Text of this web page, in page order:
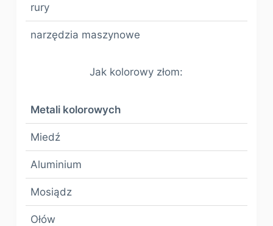
rury
narzędzia maszynowe
Jak kolorowy złom:
Metali kolorowych
Miedź
Aluminium
Mosiądz
Ołów